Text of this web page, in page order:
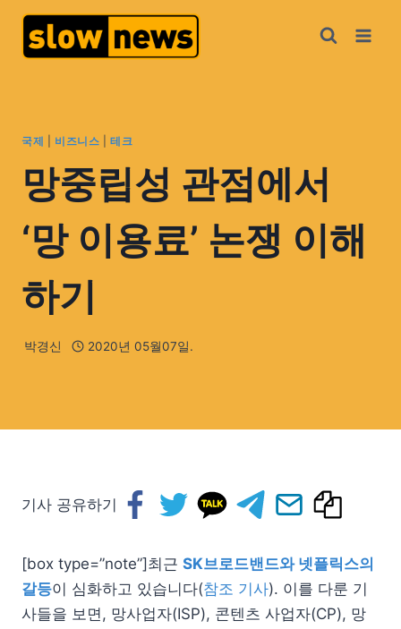
국제 비즈니스 |테크
망중립성 관점에서
‘망 이용료’ 논쟁 이해
하기
박경신 2020년 05월07일.
기사 공유하기
[box type=”note”]최근 SK브로드밴드와 넷플릭스의
갈등이 심화하고 있습니다(참조 기사). 이를 다룬 기
사들을 보면, 망사업자(ISP), 콘텐츠 사업자(CP), 망